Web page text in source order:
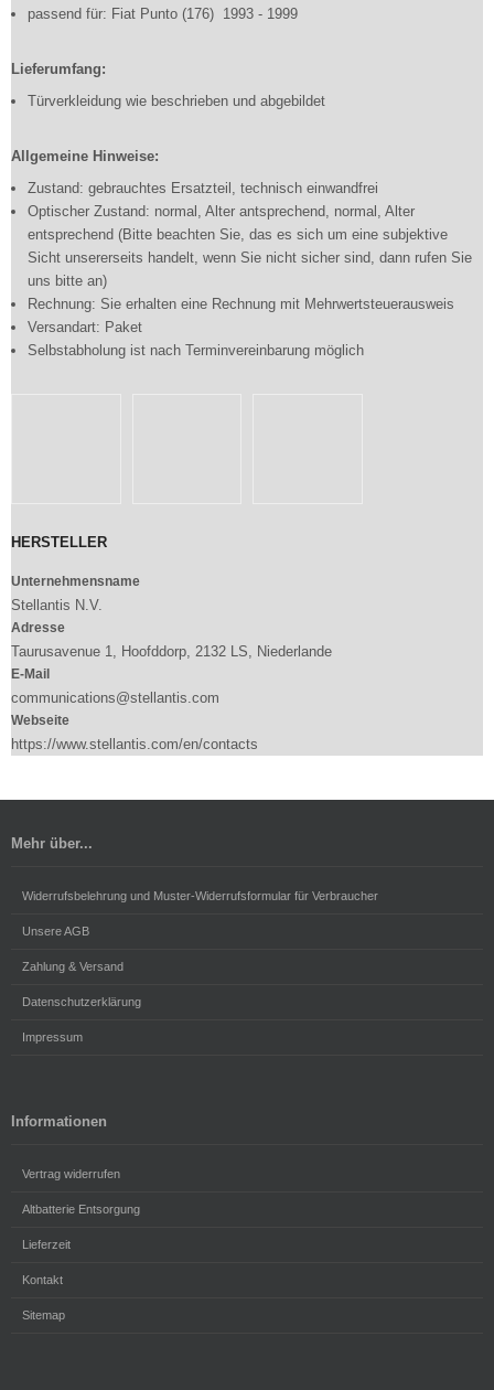
passend für: Fiat Punto (176) 1993 - 1999
Lieferumfang:
Türverkleidung wie beschrieben und abgebildet
Allgemeine Hinweise:
Zustand: gebrauchtes Ersatzteil, technisch einwandfrei
Optischer Zustand: normal, Alter antsprechend, normal, Alter
entsprechend (Bitte beachten Sie, das es sich um eine subjektive
Sicht unsererseits handelt, wenn Sie nicht sicher sind, dann rufen Sie
uns bitte an)
Rechnung: Sie erhalten eine Rechnung mit Mehrwertsteuerausweis
Versandart: Paket
Selbstabholung ist nach Terminvereinbarung möglich
HERSTELLER
Unternehmensname
Stellantis N.V.
Adresse
Taurusavenue 1, Hoofddorp, 2132 LS, Niederlande
E-Mail
communications@stellantis.com
Webseite
https://www.stellantis.com/en/contacts
Mehr über...
Widerrufsbelehrung und Muster-Widerrufsformular für Verbraucher
Unsere AGB
Zahlung & Versand
Datenschutzerklärung
Impressum
Informationen
Vertrag widerrufen
Altbatterie Entsorgung
Lieferzeit
Kontakt
Sitemap